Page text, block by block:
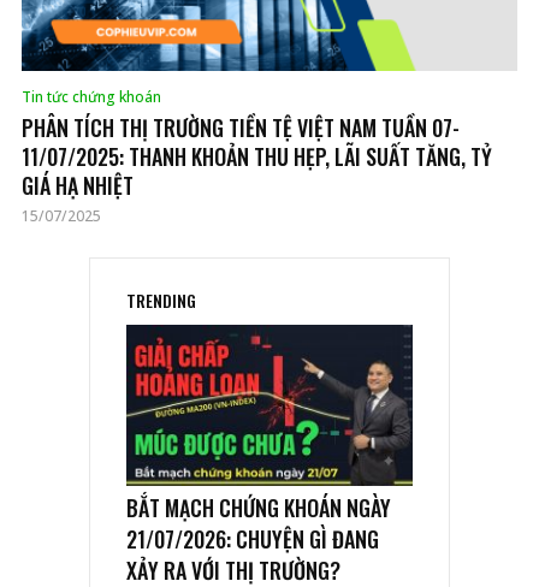
Tin tức chứng khoán
PHÂN TÍCH THỊ TRƯỜNG TIỀN TỆ VIỆT NAM TUẦN 07-
11/07/2025: THANH KHOẢN THU HẸP, LÃI SUẤT TĂNG, TỶ
GIÁ HẠ NHIỆT
15/07/2025
TRENDING
BẮT MẠCH CHỨNG KHOÁN NGÀY
21/07/2026: CHUYỆN GÌ ĐANG
XẢY RA VỚI THỊ TRƯỜNG?